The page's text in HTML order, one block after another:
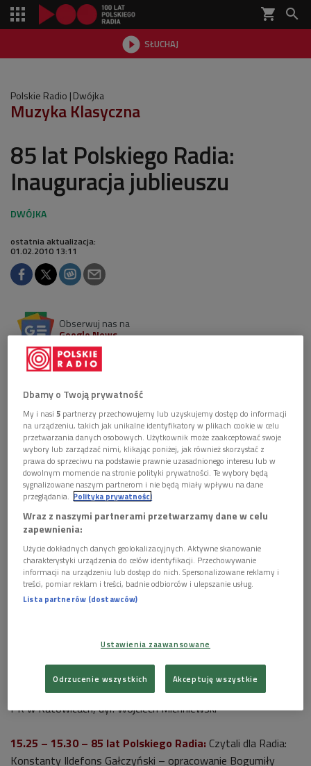
shopping_cart 
 SŁUCHAJ

Polskie Radio Dwójka
Muzyka Klasyczna
85 lat Polskiego Radia:
Inauguracja jublieuszu
ostatnia aktualizacja:
01.02.2010 13:11
Obserwuj nas na
Google News
1 lutego 2010 - audycje specjalne
AUDIO 1 plik
 01'11 
13.00 – 16.00 – 85 lat Polskiego Radia:Trzy godziny pod
Słońcem – prowadzi Agata Kwiecińska
Martha Argerich i Alexandre Rabinovich w Studiu
Koncertowym Polskiego Radia (11.04.1992)
Alexandre RabinovitchMusique populaire; Franciszek Schubert
Rondo D-durop. 138,Rondo A-dur
Robert SchumannKoncert fortepianowy a-mollop. 54, wyk.
Martha Argerich – fortepian, Wielka Orkiestra Symfoniczna
PR w Katowicach, dyr. Wojciech Michniewski
15.25 – 15.30 – 85 lat Polskiego Radia: Czytali dla Radia:
Konstanty Ildefons Gałczyński – opracowanie Bogumiły
Dbamy o Twoją prywatność
My i nasi5 partnerzy przechowujemy lub uzyskujemy dostęp do informacji
na urządzeniu, takich jak unikalne identyfikatory w plikach cookie w celu
przetwarzania danych osobowych. Użytkownik może zaakceptować swoje
wybory lub zarządzać nimi, klikając poniżej, jak również skorzystać z
prawa do sprzeciwu na podstawie prawnie uzasadnionego interesu lub w
dowolnym momencie na stronie polityki prywatności. Te wybory będą
sygnalizowane naszym partnerom i nie będą miały wpływu na dane
przeglądania. Polityka prywatności
Wraz z naszymi partnerami przetwarzamy dane w celu
zapewnienia:
Użycie dokładnych danych geolokalizacyjnych. Aktywne skanowanie
charakterystyki urządzenia do celów identyfikacji. Przechowywanie
informacji na urządzeniu lub dostęp do nich. Spersonalizowane reklamy i
treści, pomiar reklam i treści, badnie odbiorców i ulepszanie usług.
Lista partnerów (dostawców)
Ustawienia zaawansowane
Odrzucenie wszystkich Akceptuję wszystkie